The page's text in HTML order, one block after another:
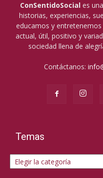
ConSentidoSocial es
historias, experiencias,
educamos y
actual, útil, positivo y
sociedad llena de
Contáctanos:
Temas
Temas